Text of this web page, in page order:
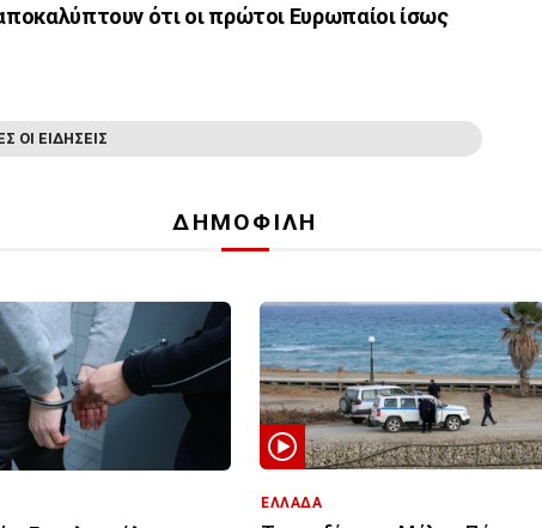
ότι οι πρώτοι Ευρωπαίοι ίσως
ΟΙ ΕΙΔΗΣΕΙΣ
ΔΗΜΟΦΙΛΗ
ΕΛΛΑΔΑ